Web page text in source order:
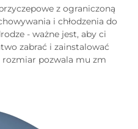
z ograniczoną
i chłodzenia do
- ważne jest, aby ci
zabrać i zainstalować
pozwala mu zm